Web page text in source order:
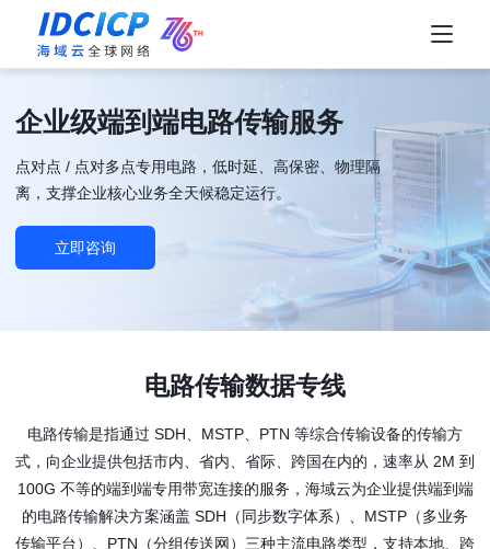
企业级端到端电路传输服务
点对点 / 点对多点专用电路，低时延、高保密、物理隔
离，支撑企业核心业务全天候稳定运行。
立即咨询
电路传输数据专线
电路传输是指通过 SDH、MSTP、PTN 等综合传输设备的传输方
式，向企业提供包括市内、省内、省际、跨国在内的，速率从 2M 到
100G 不等的端到端专用带宽连接的服务，海域云为企业提供端到端
的电路传输解决方案涵盖 SDH（同步数字体系）、MSTP（多业务
传输平台）、PTN（分组传送网）三种主流电路类型，支持本地、跨